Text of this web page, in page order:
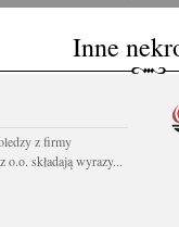
Inne
z firmy
o.o. składają wyrazy...